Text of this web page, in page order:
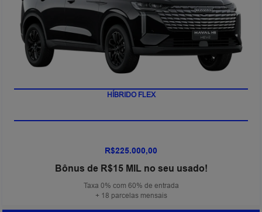
HÍBRIDO FLEX
R$225.000,00
Bônus de R$15 MIL no seu usado!
Taxa 0% com 60% de entrada
+ 18 parcelas mensais